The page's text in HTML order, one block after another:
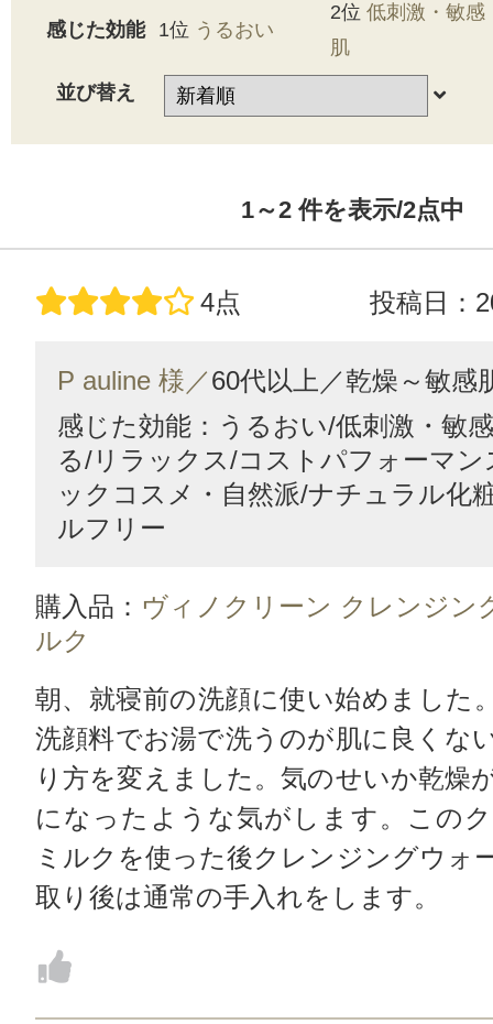
感じた効能 1位 うるおい
2位 低刺激・敏感
肌
並び替え
1～2件を表示/2点中
4点 投稿日：
P auline 様／60代以上／乾燥～敏感
感じた効能：うるおい/低刺激・敏
る/リラックス/コストパフォーマン
ックコスメ・自然派/ナチュラル化
ルフリー
購入品： ヴィノクリーン クレンジン
ルク
朝、就寝前の洗顔に使い始めました
洗顔料でお湯で洗うのが肌に良くな
り方を変えました。気のせいか乾燥
になったような気がします。この
ミルクを使った後クレンジングウォ
取り後は通常の手入れをします。